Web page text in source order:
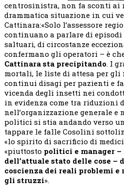
centrosinistra, non fa sconti ai
drammatica situazione in cui
Cattinara:«Solo l’assessore
continuano a parlare di
saltuari, di circostanze
confermano gli operatori – è
Cattinara sta precipitando. I
mortali, le liste di attesa per
continui disagi per pazienti e
vicenda degli insetti nei
in evidenza come tra riduzioni
nell’organizzazione generale e
politici si stia andando verso
tappare le falle Cosolini
«lo spirito di sacrificio di
«piuttosto politici e manager
dell’attuale stato delle cose –
coscienza dei reali problemi e
gli struzzi».